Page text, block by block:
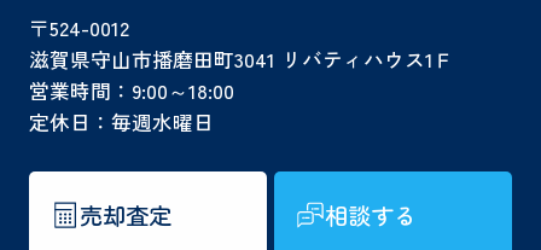
〒524-0012
滋賀県守山市播磨田町3041 リバティハウス1Ｆ
営業時間：9:00～18:00
定休日：毎週水曜日
売却査定 相談する